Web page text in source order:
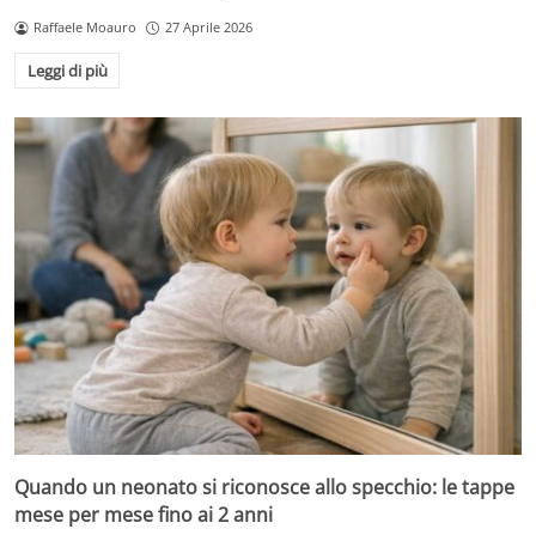
Raffaele Moauro 27 Aprile 2026
Leggi di più
Quando un neonato si riconosce allo specchio: le tappe
mese per mese fino ai 2 anni